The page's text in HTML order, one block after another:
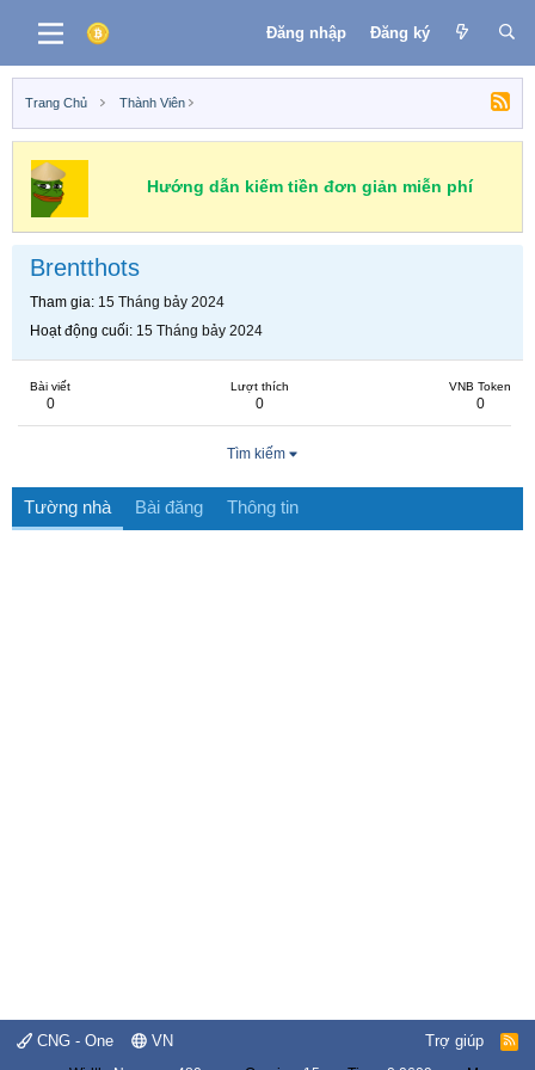
Đăng nhập Đăng ký
Trang Chủ Thành Viên
Hướng dẫn kiếm tiền đơn giản miễn phí
Brentthots
Tham gia 15 Tháng bảy 2024
Hoạt động cuối 15 Tháng bảy 2024
Bài viết
0
Lượt thích
0
VNB Token
0
Tìm kiếm
Tường nhà Bài đăng Thông tin
CNG - One VN Trợ giúp
R